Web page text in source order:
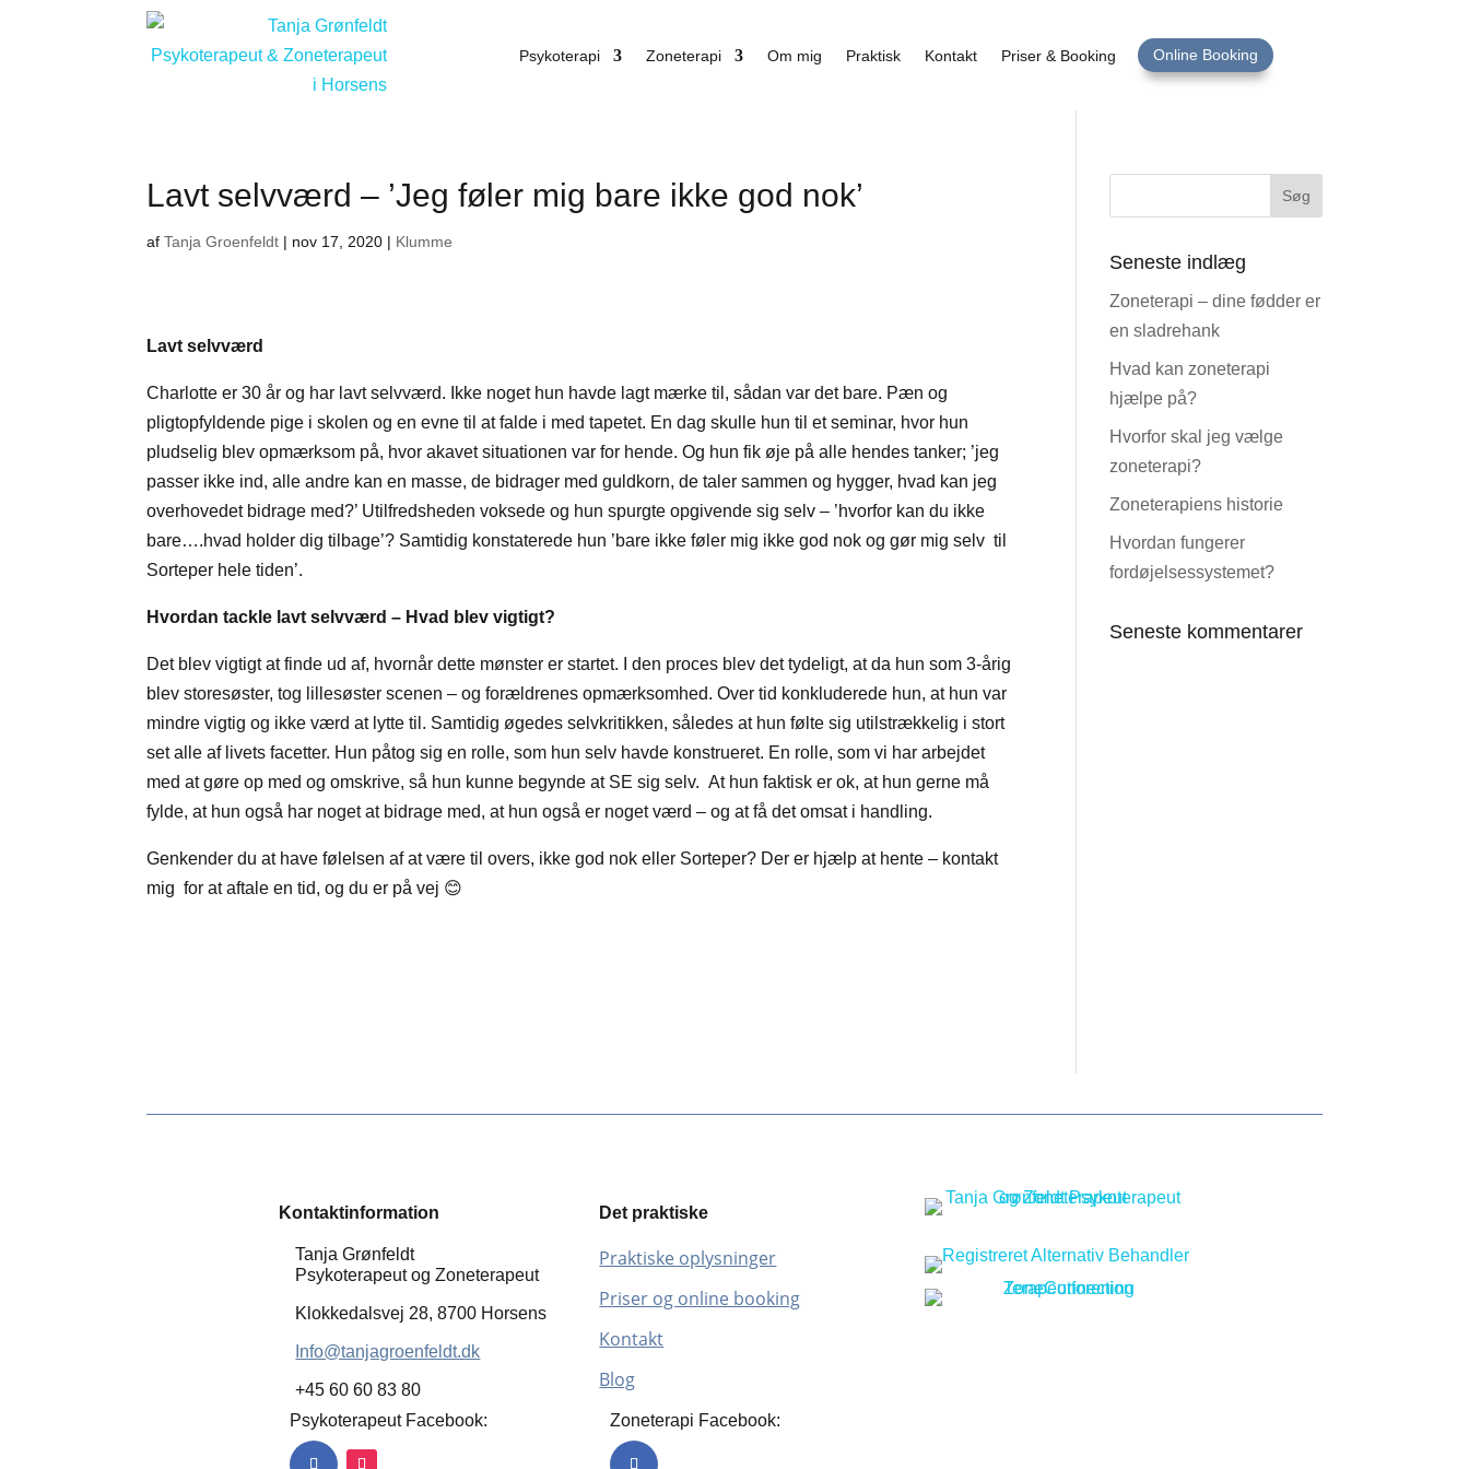
Psykoterapi Zoneterapi Om mig Praktisk Kontakt Priser & Booking Online Booking
Lavt selvværd – ’Jeg føler mig bare ikke god nok’
afTanja Groenfeldt | nov 17, 2020 | Klumme
Lavt selvværd
Charlotte er 30 år og har lavt selvværd. Ikke noget hun havde lagt mærke til, sådan var det bare. Pæn og
pligtopfyldende pige i skolen og en evne til at falde i med tapetet. En dag skulle hun til et seminar, hvor hun
pludselig blev opmærksom på, hvor akavet situationen var for hende. Og hun fik øje på alle hendes tanker; ’jeg
passer ikke ind, alle andre kan en masse, de bidrager med guldkorn, de taler sammen og hygger, hvad kan jeg
overhovedet bidrage med?’ Utilfredsheden voksede og hun spurgte opgivende sig selv – ’hvorfor kan du ikke
bare….hvad holder dig tilbage’? Samtidig konstaterede hun ’bare ikke føler mig ikke god nok og gør mig selv til
Sorteper hele tiden’.
Hvordan tackle lavt selvværd – Hvad blev vigtigt?
Det blev vigtigt at finde ud af, hvornår dette mønster er startet. I den proces blev det tydeligt, at da hun som 3-årig
blev storesøster, tog lillesøster scenen – og forældrenes opmærksomhed. Over tid konkluderede hun, at hun var
mindre vigtig og ikke værd at lytte til. Samtidig øgedes selvkritikken, således at hun følte sig utilstrækkelig i stort
set alle af livets facetter. Hun påtog sig en rolle, som hun selv havde konstrueret. En rolle, som vi har arbejdet
med at gøre op med og omskrive, så hun kunne begynde at SE sig selv. At hun faktisk er ok, at hun gerne må
fylde, at hun også har noget at bidrage med, at hun også er noget værd – og at få det omsat i handling.
Genkender du at have følelsen af at være til overs, ikke god nok eller Sorteper? Der er hjælp at hente – kontakt
mig for at aftale en tid, og du er på vej 😊
Seneste indlæg
Zoneterapi – dine fødder er
en sladrehank
Hvad kan zoneterapi
hjælpe på?
Hvorfor skal jeg vælge
zoneterapi?
Zoneterapiens historie
Hvordan fungerer
fordøjelsessystemet?
Seneste kommentarer
Kontaktinformation
Tanja Grønfeldt
Psykoterapeut og Zoneterapeut
Klokkedalsvej 28, 8700 Horsens
Info@tanjagroenfeldt.dk
+45 60 60 83 80
Det praktiske
Praktiske oplysninger
Priser og online booking
Kontakt
Blog
Psykoterapeut Facebook: Zoneterapi Facebook: